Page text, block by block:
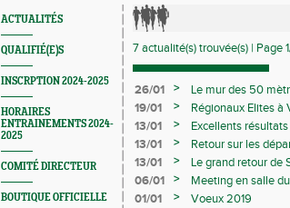
ACTUALITÉS
QUALIFIÉ(E)S
INSCRPTION 2024-2025
HORAIRES
ENTRAINEMENTS 2024-
2025
COMITÉ DIRECTEUR
BOUTIQUE OFFICIELLE
7 actualité(s) trouvée(s) | Page
26/01 >
Le mur des 50
19/01
>
Régionaux Elites à
13/01
>
Excellents
départementaux
13/01 >
Retour sur les
l'épreuve de
13/01 >
Le grand retour de
06/01
>
Meeting en salle
01/01
> Voeux 2019